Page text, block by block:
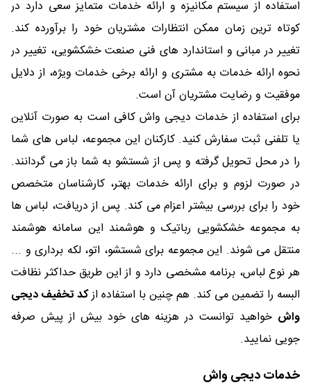
استفاده از سیستم مکانیزه و ارائه خدمات متمایز سعی دارد در
کوتاه ‌ترین زمان ممکن انتظارات مشتریان خود را برآورده کند.
تغییر در مبانی و استاندارد های فنی صنعت خشکشویی، تغییر در
نحوه ارائه خدمات به مشتری و ارائه برخی خدمات ویژه، از دلایل
موفقیت و رضایت مشتریان آن است.
برای استفاده از خدمات دیجی واش کافی است به صورت آنلاین
یا تلفنی ثبت سفارش کنید. کارکنان این مجموعه، لباس های شما
را در محل تحویل گرفته و پس از شستشو به شما باز می گردانند.
در صورت لزوم و برای ارائه خدمات بهتر، کارشناسان متخصص
خود را برای بررسی بیشتر اعزام می کند. پس از دریافت، لباس ها
به مجموعه خشکشویی رباتیک و هوشمند این سامانه هوشمند
منتقل می شوند. این مجموعه برای شستشو، اتو، لکه برداری و ...
هر نوع لباس، برنامه مشخصی دارد و از این طریق حداکثر نظافت
البسه را تضمین می کند. هم چنین با استفاده ازکد تخفیف دیجی
واش خواهید توانست در هزینه های خود بیش از پیش صرفه
جویی نمایید.
خدمات دیجی واش